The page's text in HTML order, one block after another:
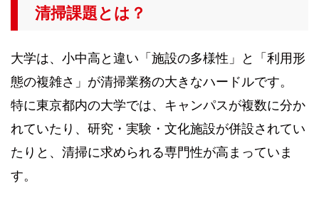
清掃課題とは？
大学は、小中高と違い「施設の多様性」と「利用形
態の複雑さ」が清掃業務の大きなハードルです。
特に東京都内の大学では、キャンパスが複数に分か
れていたり、研究・実験・文化施設が併設されてい
たりと、清掃に求められる専門性が高まっていま
す。